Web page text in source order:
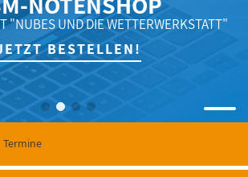
"NUBES UND DIE WETTERWERKSTATT"
BESTELLEN!
Termine